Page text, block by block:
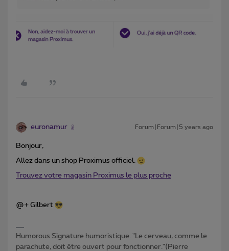
euronamur Forum|Forum|5 years ago
Bonjour,
Allez dans un shop Proximus officiel.
Trouvez votre magasin Proximus le plus proche
@+ Gilbert
Humorous Signature humoristique. "Le cerveau, comme le
parachute, doit être ouvert pour fonctionner."(Pierre